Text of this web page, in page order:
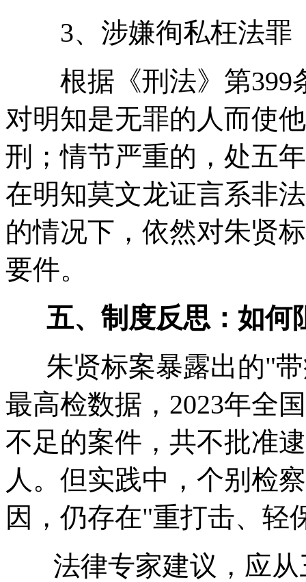
3、涉嫌徇私枉法罪
根据《刑法》第399
对明知是无罪的人而使
刑；情节严重的，处五
在明知莫文龙证言系非
的情况下，依然对朱贤
要件。
五、制度反思：如
朱贤标案暴露出的"带
最高检数据，2023年全
不足的案件，共不批准
人。但实践中，个别检
因，仍存在"重打击、轻
法律专家建议，应从